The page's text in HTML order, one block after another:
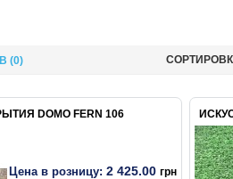
(0)
DOMO FERN 106
Цена в розницу: 2 425.00 грн